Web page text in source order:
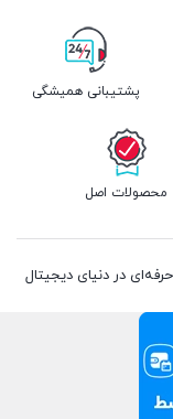
پشتیبانی همیشگی
محصولات اصل
در دنیای دیجیتال